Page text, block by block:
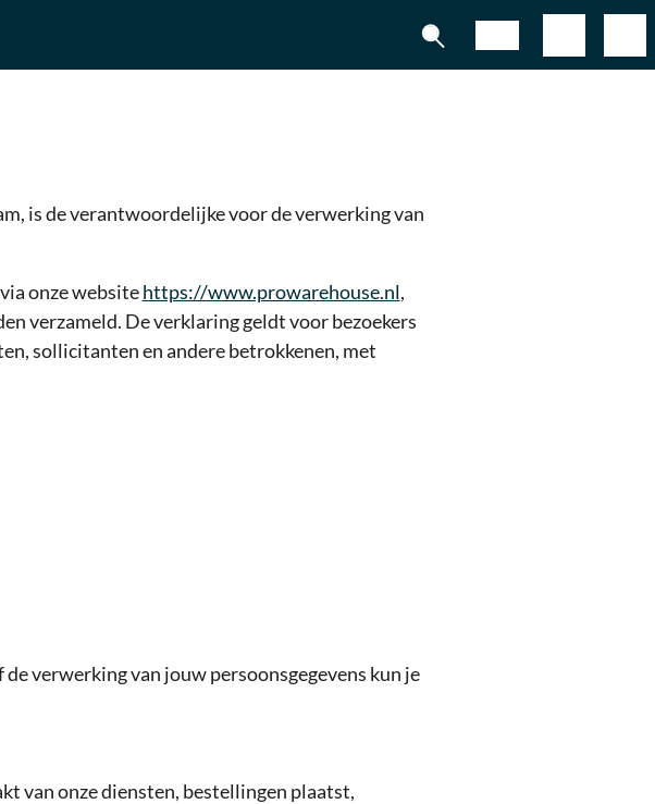
is de verantwoordelijke voor de verwerking van
onze websitehttps://www.prowarehouse.nl,
verzameld. De verklaring geldt voor bezoekers
sollicitanten en andere betrokkenen, met
verwerking van jouw persoonsgegevens kun je
van onze diensten, bestellingen plaatst,